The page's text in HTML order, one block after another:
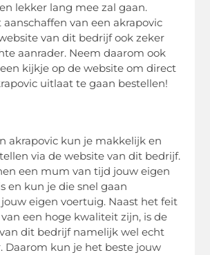
lekker lang mee zal gaan.
aanschaffen van een akrapovic
van dit bedrijf ook zeker
aanrader. Neem daarom ook
kijkje op de website om direct
uitlaat te gaan bestellen!
akrapovic kun je makkelijk en
via de website van dit bedrijf.
een mum van tijd jouw eigen
en kun je die snel gaan
eigen voertuig. Naast het feit
een hoge kwaliteit zijn, is de
dit bedrijf namelijk wel echt
Daarom kun je het beste jouw